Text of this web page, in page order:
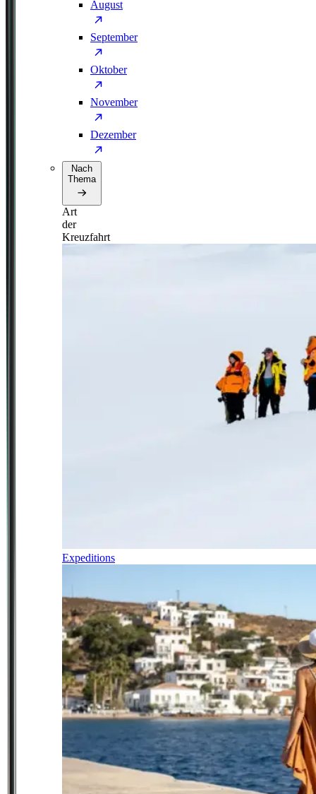
August
September
Oktober
November
Dezember
Nach
Thema
Art
der
Kreuzfahrt
Expeditions